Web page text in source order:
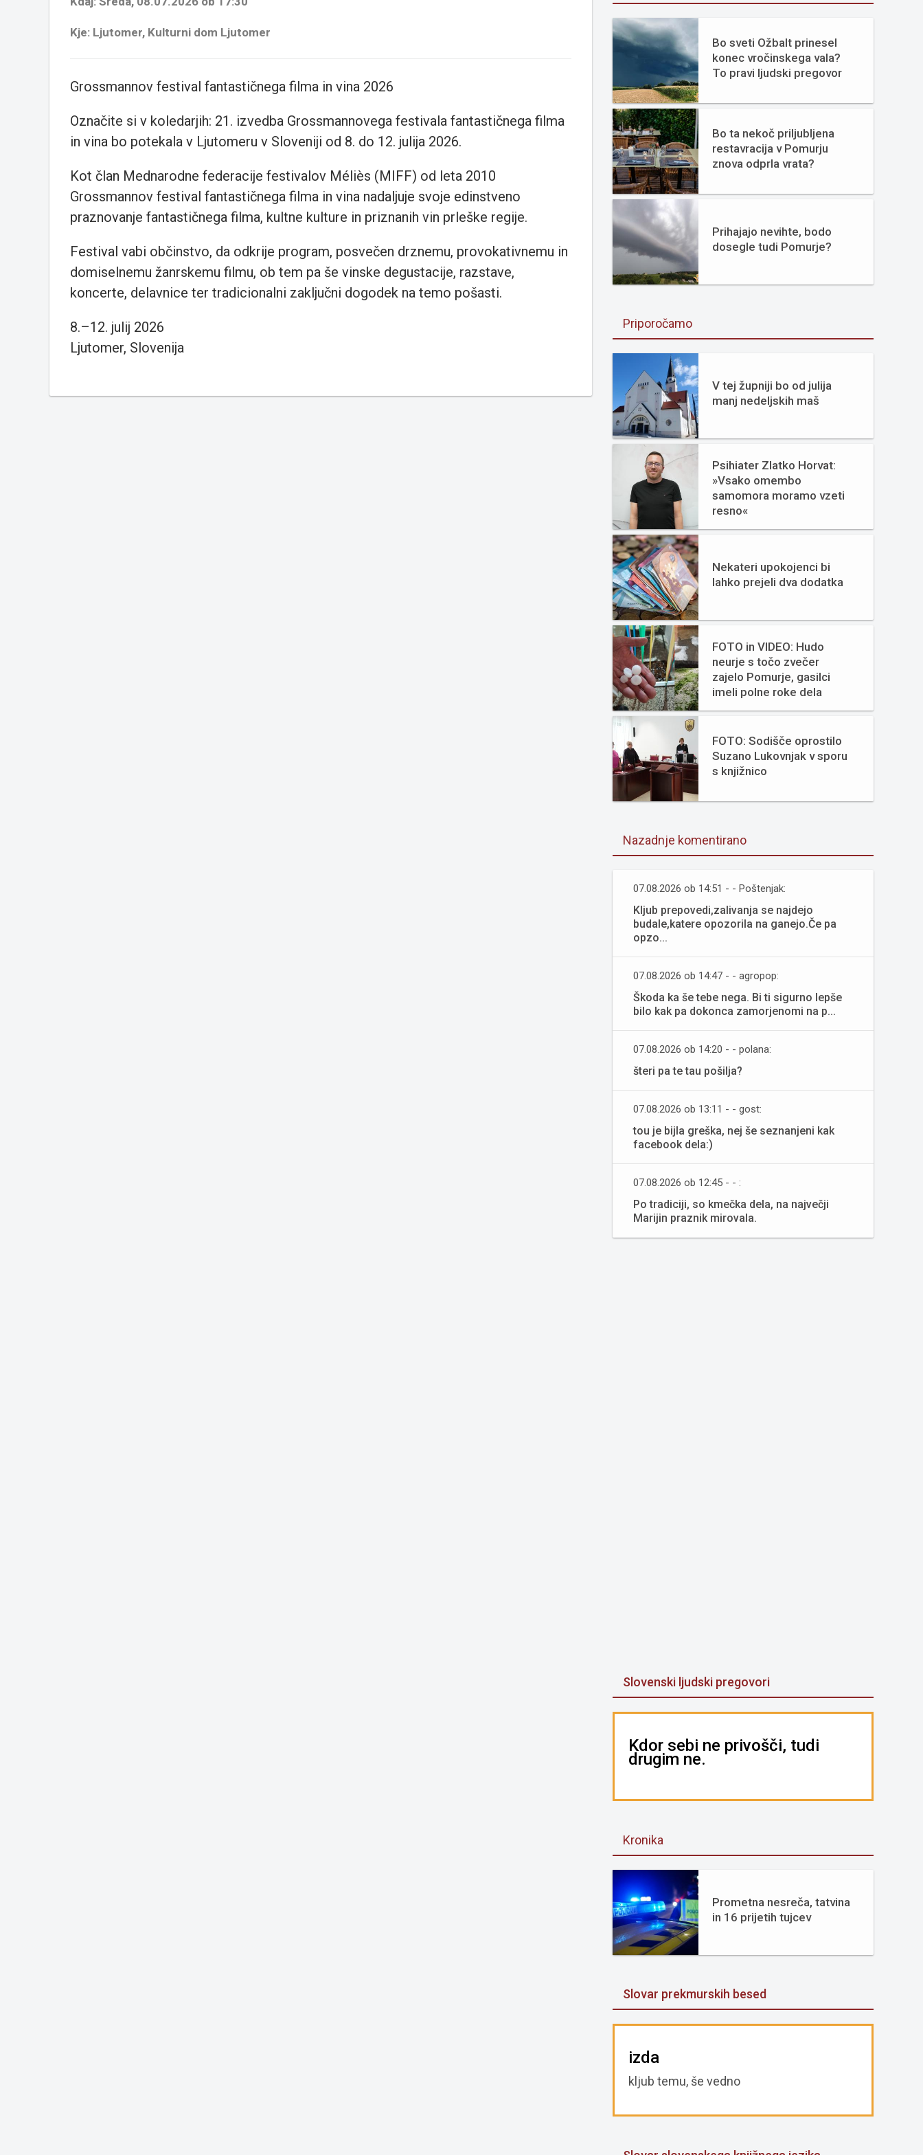
Kje: Ljutomer, Kulturni dom Ljutomer
Grossmannov festival fantastičnega filma in vina 2026
Označite si v koledarjih: 21. izvedba Grossmannovega festivala fantastičnega filma
in vina bo potekala v Ljutomeru v Sloveniji od 8. do 12. julija 2026.
Kot član Mednarodne federacije festivalov Méliès (MIFF) od leta 2010
Grossmannov festival fantastičnega filma in vina nadaljuje svoje edinstveno
praznovanje fantastičnega filma, kultne kulture in priznanih vin prleške regije.
Festival vabi občinstvo, da odkrije program, posvečen drznemu, provokativnemu in
domiselnemu žanrskemu filmu, ob tem pa še vinske degustacije, razstave,
koncerte, delavnice ter tradicionalni zaključni dogodek na temo pošasti.
8.–12. julij 2026
Ljutomer, Slovenija
Bo sveti Ožbalt prinesel
konec vročinskega vala?
To pravi ljudski pregovor
Bo ta nekoč priljubljena
restavracija v Pomurju
znova odprla vrata?
Prihajajo nevihte, bodo
dosegle tudi Pomurje?
Priporočamo
V tej župniji bo od julija
manj nedeljskih maš
Psihiater Zlatko Horvat:
»Vsako omembo
samomora moramo vzeti
resno«
Nekateri upokojenci bi
lahko prejeli dva dodatka
FOTO in VIDEO: Hudo
neurje s točo zvečer
zajelo Pomurje, gasilci
imeli polne roke dela
FOTO: Sodišče oprostilo
Suzano Lukovnjak v sporu
s knjižnico
Nazadnje komentirano
07.08.2026 ob 14:51 - - Poštenjak:
Kljub prepovedi,zalivanja se najdejo
budale,katere opozorila na ganejo.Če pa
opzo...
07.08.2026 ob 14:47 - - agropop:
Škoda ka še tebe nega. Bi ti sigurno lepše
bilo kak pa dokonca zamorjenomi na p...
07.08.2026 ob 14:20 - - polana:
šteri pa te tau pošilja?
07.08.2026 ob 13:11 - - gost:
tou je bijla greška, nej še seznanjeni kak
facebook dela:)
07.08.2026 ob 12:45 - - :
Po tradiciji, so kmečka dela, na največji
Marijin praznik mirovala.
Slovenski ljudski pregovori
Kdor sebi ne privošči, tudi
drugim ne.
Kronika
Prometna nesreča, tatvina
in 16 prijetih tujcev
Slovar prekmurskih besed
izda
kljub temu, še vedno